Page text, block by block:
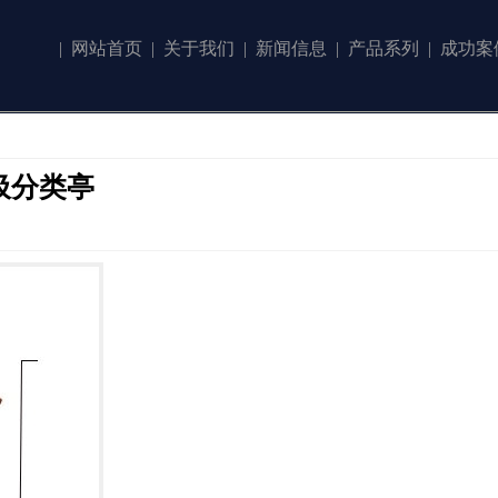
| 网站首页 | 关于我们 | 新闻信息 | 产品系列 | 成功案
分类亭